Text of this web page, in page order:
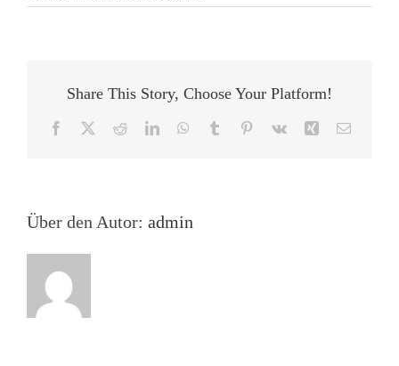
Des
Von
Graphic
Share This Story, Choose Your Platform!
Facebook RedditLinkedInWhatsApp
Tumblr Pinterest
Vk Xing E-
Über den Autor: admin